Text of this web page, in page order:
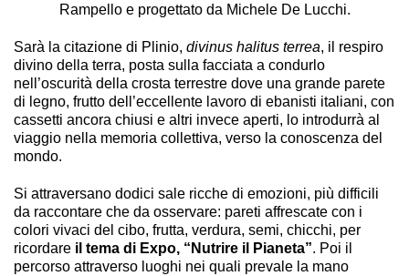
Rampello e progettato da Michele De Lucchi.
Sarà la citazione di Plinio, divinus halitus terrea, il respiro
divino della terra, posta sulla facciata a condurlo
nell’oscurità della crosta terrestre dove una grande parete
di legno, frutto dell’eccellente lavoro di ebanisti italiani, con
cassetti ancora chiusi e altri invece aperti, lo introdurrà al
viaggio nella memoria collettiva, verso la conoscenza del
mondo.
Si attraversano dodici sale ricche di emozioni, più difficili
da raccontare che da osservare: pareti affrescate con i
colori vivaci del cibo, frutta, verdura, semi, chicchi, per
ricordare il tema di Expo, “Nutrire il Pianeta”. Poi il
percorso attraverso luoghi nei quali prevale la mano